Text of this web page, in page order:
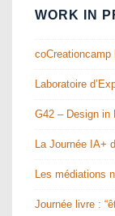
WORK IN
coCreationcamp
Laboratoire
G42 – Design in
La Journée IA+
Les médiations
Journée livre :